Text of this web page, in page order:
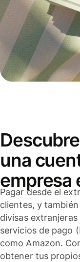
una
empresa
Pagar desde el
clientes, y
divisas
servicios de pago
como Amazon.
obtener tus